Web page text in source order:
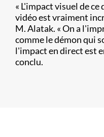
« L'impact visuel de ce
vidéo est vraiment
M. Alatak. « On a
comme le démon qui
l'impact en direct est
conclu.